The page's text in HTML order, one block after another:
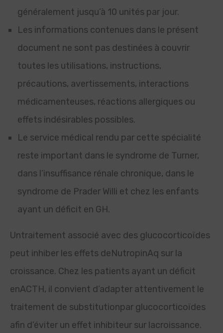
généralement jusqu’à 10 unités par jour.
Les informations contenues dans le présent
document ne sont pas destinées à couvrir
toutes les utilisations, instructions,
précautions, avertissements, interactions
médicamenteuses, réactions allergiques ou
effets indésirables possibles.
Le service médical rendu par cette spécialité
reste important dans le syndrome de Turner,
dans l’insuffisance rénale chronique, dans le
syndrome de Prader Willi et chez les enfants
ayant un déficit en GH.
Untraitement associé avec des glucocorticoïdes
peut inhiber les effets deNutropinAq sur la
croissance. Chez les patients ayant un déficit
enACTH, il convient d’adapter attentivement le
traitement de substitutionpar glucocorticoïdes
afin d’éviter un effet inhibiteur sur lacroissance.